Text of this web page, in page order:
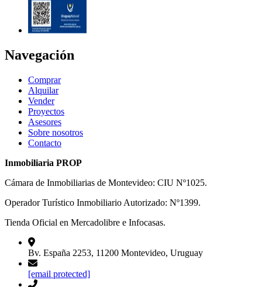
Navegación
Comprar
Alquilar
Vender
Proyectos
Asesores
Sobre nosotros
Contacto
Inmobiliaria PROP
Cámara de Inmobiliarias de Montevideo: CIU Nº1025.
Operador Turístico Inmobiliario Autorizado: Nº1399.
Tienda Oficial en Mercadolibre e Infocasas.
Bv. España 2253, 11200 Montevideo, Uruguay
[email protected]